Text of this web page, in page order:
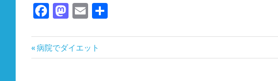
Facebook
Mastodon
Email
投
稿
前
の
病院でダイエット